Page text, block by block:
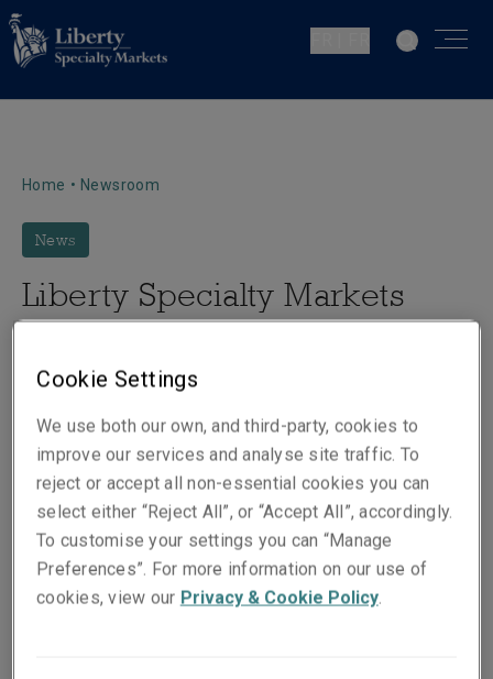
Home • Newsroom
News
Liberty Specialty Markets
nomme Anne Roussel au
poste de Souscriptrice
Risques Financiers Grands
Comptes
Cookie Settings
We use both our own, and third-party, cookies to
improve our services and analyse site traffic. To
reject or accept all non-essential cookies you can
select either “Reject All”, or “Accept All”, accordingly.
To customise your settings you can “Manage
Preferences”. For more information on our use of
cookies, view our Privacy & Cookie Policy.